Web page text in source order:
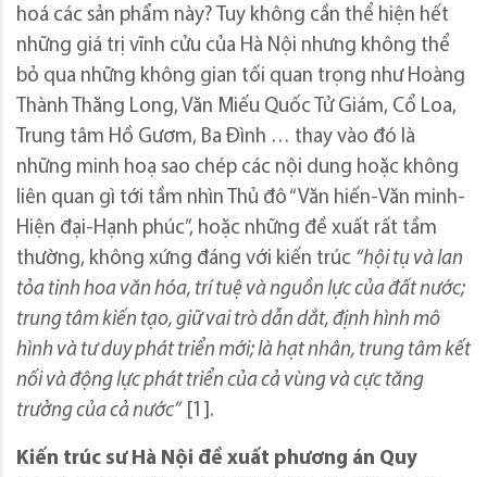
hoá các sản phẩm này? Tuy không cần thể hiện hết
những giá trị vĩnh cửu của Hà Nội nhưng không thể
bỏ qua những không gian tối quan trọng như Hoàng
Thành Thăng Long, Văn Miếu Quốc Tử Giám, Cổ Loa,
Trung tâm Hồ Gươm, Ba Đình … thay vào đó là
những minh hoạ sao chép các nội dung hoặc không
liên quan gì tới tầm nhìn Thủ đô “Văn hiến-Văn minh-
Hiện đại-Hạnh phúc”, hoặc những đề xuất rất tầm
thường, không xứng đáng với kiến trúc “hội tụ và lan
tỏa tinh hoa văn hóa, trí tuệ và nguồn lực của đất nước;
trung tâm kiến tạo, giữ vai trò dẫn dắt, định hình mô
hình và tư duy phát triển mới; là hạt nhân, trung tâm kết
nối và động lực phát triển của cả vùng và cực tăng
trưởng của cả nước” [1].
Kiến trúc sư Hà Nội đề xuất phương án Quy